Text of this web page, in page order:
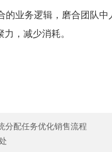
的业务逻辑，磨合团队
，减少消耗。
分配任务优化销售流程